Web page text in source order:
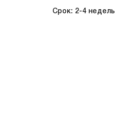
Срок: 2-4 недель